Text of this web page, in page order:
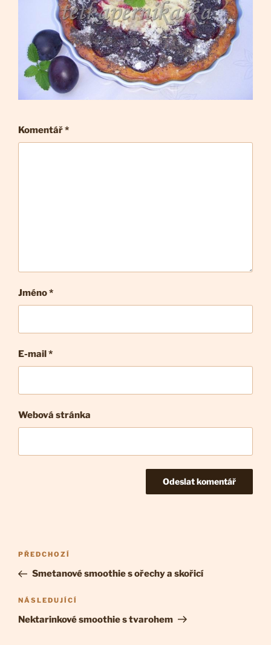
Komentář*
Jméno *
E-mail*
Webová stránka
Navigace
pro
příspěvek
Předchozí
příspěvek
PŘEDCHOZÍ
Smetanové smoothie s ořechy a skořicí
Následující
příspěvek
NÁSLEDUJÍCÍ
Nektarinkové smoothie s tvarohem